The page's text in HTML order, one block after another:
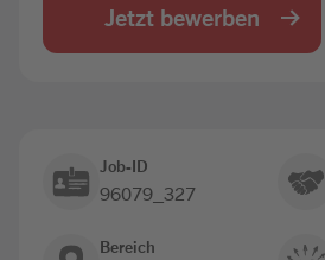
Jetzt bewerben
Job-ID
96079_327
Bereich